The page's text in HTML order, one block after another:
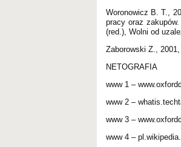
Woronowicz B. T.,
pracy oraz
(red.), Wolni od
Zaborowski Z.,
NETOGRAFIA
www 1 –
www 2 –
www 3 –
www 4 –